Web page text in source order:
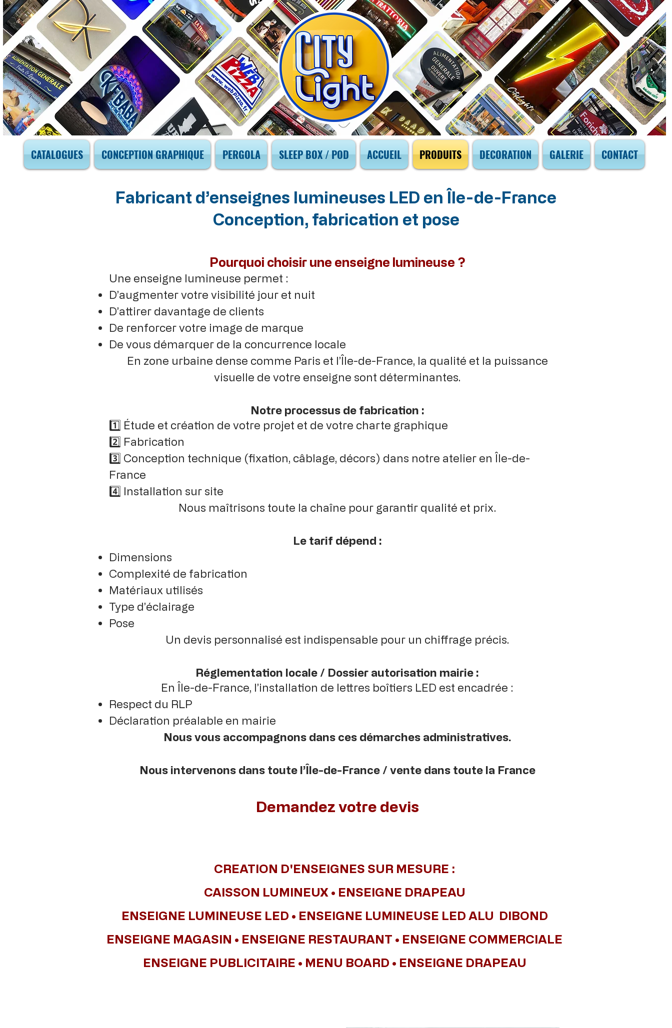
CATALOGUES CONCEPTION GRAPHIQUE PERGOLA SLEEP BOX / POD ACCUEIL PRODUITS DECORATION GALERIE CONTACT
Fabricant d’enseignes lumineuses LED en Île-de-France
Conception, fabrication et pose
Pourquoi choisir une enseigne lumineuse ?
Une enseigne lumineuse permet :
D’augmenter votre visibilité jour et nuit
D’attirer davantage de clients
De renforcer votre image de marque
De vous démarquer de la concurrence locale
En zone urbaine dense comme Paris et l’Île-de-France, la qualité et la puissance
visuelle de votre enseigne sont déterminantes.
Notre processus de fabrication :
1️⃣ Étude et création de votre projet et de votre charte graphique
2️⃣ Fabrication
3️⃣ Conception technique (fixation, câblage, décors) dans notre atelier en Île-de-
France
4️⃣ Installation sur site
Nous maîtrisons toute la chaîne pour garantir qualité et prix.
Le tarif dépend :
Dimensions
Complexité de fabrication
Matériaux utilisés
Type d’éclairage
Pose
Un devis personnalisé est indispensable pour un chiffrage précis.
Réglementation locale / Dossier autorisation mairie :
En Île-de-France, l’installation de lettres boîtiers LED est encadrée :
Respect du RLP
Déclaration préalable en mairie
Nous vous accompagnons dans ces démarches administratives.
Nous intervenons dans toute l’Île-de-France / vente dans toute la France
Demandez votre devis
CREATION D'ENSEIGNES SUR MESURE :
CAISSON LUMINEUX • ENSEIGNE DRAPEAU
ENSEIGNE LUMINEUSE LED • ENSEIGNE LUMINEUSE LED ALU DIBOND
ENSEIGNE MAGASIN • ENSEIGNE RESTAURANT • ENSEIGNE COMMERCIALE
ENSEIGNE PUBLICITAIRE • MENU BOARD • ENSEIGNE DRAPEAU